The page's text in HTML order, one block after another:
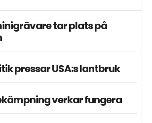
tar plats på
pressar USA:s lantbruk
verkar fungera